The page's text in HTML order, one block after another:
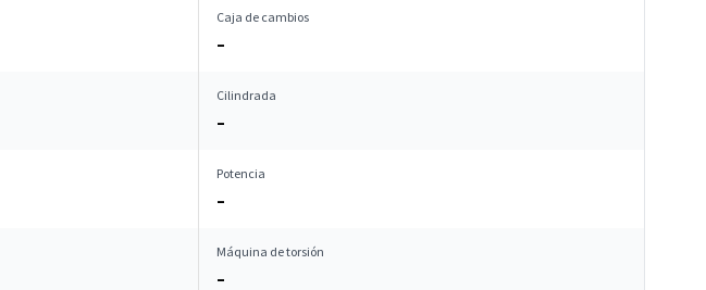
Caja de cambios
–
Cilindrada
–
Potencia
–
Máquina de torsión
–